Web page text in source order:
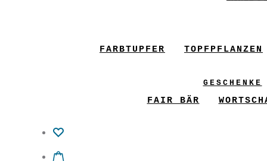
FARBTUPFER TOPFPFLANZEN
GESCHENKE
FAIR BÄR